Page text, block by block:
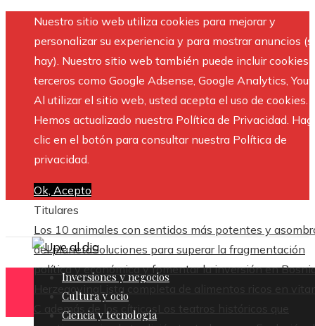
Nuestro sitio web utiliza cookies para mejorar y
personalizar su experiencia y para mostrar anuncios
hay). Nuestro sitio web también puede incluir cookies
terceros como Google Adsense, Google Analytics,
Al utilizar el sitio web, usted acepta el uso de cookies.
Hemos actualizado nuestra Política de Privacidad.
clic en el botón para consultar nuestra Política de
privacidad.
Ok, Acepto
Titulares
Los 10 animales con sentidos más potentes y
del planetaSoluciones para superar la fragmentación
política y económica y fomentar la inversión en
Herzegovina
Lista completa de alimentos ricos en
C además de los cítricos
Los teatros históricos que
Inversiones y negocios
Cultura y ocio
Ciencia y tecnología